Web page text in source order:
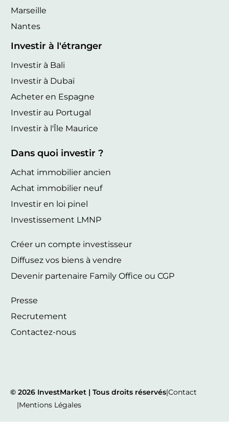
Marseille
Nantes
Investir à l'étranger
Investir à Bali
Investir à Dubaï
Acheter en Espagne
Investir au Portugal
Investir à l'Île Maurice
Dans quoi investir ?
Achat immobilier ancien
Achat immobilier neuf
Investir en loi pinel
Investissement LMNP
Créer un compte investisseur
Diffusez vos biens à vendre
Devenir partenaire Family Office ou CGP
Presse
Recrutement
Contactez-nous
© 2026 InvestMarket | Tous droits réservés|Contact
|Mentions Légales